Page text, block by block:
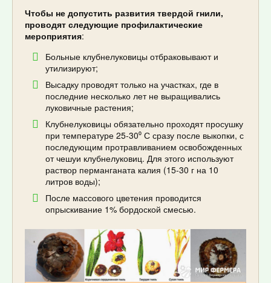
Чтобы не допустить развития твердой гнили,
проводят следующие профилактические
мероприятия:
Больные клубнелуковицы отбраковывают и
утилизируют;
Высадку проводят только на участках, где в
последние несколько лет не выращивались
луковичные растения;
Клубнелуковицы обязательно проходят просушку
при температуре 25-30⁰ С сразу после выкопки, с
последующим протравливанием освобожденных
от чешуи клубнелуковиц. Для этого используют
раствор перманганата калия (15-30 г на 10
литров воды);
После массового цветения проводится
опрыскивание 1% бордоской смесью.